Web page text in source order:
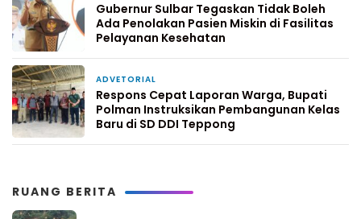
Gubernur Sulbar Tegaskan Tidak Boleh
Ada Penolakan Pasien Miskin di Fasilitas
Pelayanan Kesehatan
ADVETORIAL
Respons Cepat Laporan Warga, Bupati
Polman Instruksikan Pembangunan Kelas
Baru di SD DDI Teppong
RUANG BERITA